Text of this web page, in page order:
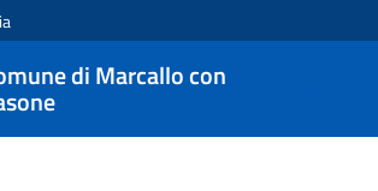
di Marcallo con